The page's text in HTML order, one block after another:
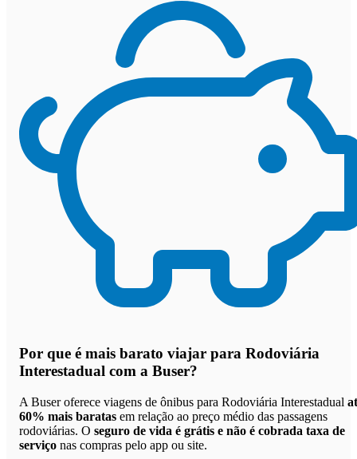
Por que é mais barato viajar para Rodoviária
Interestadual com a Buser?
A Buser oferece viagens de ônibus para Rodoviária Interestadual
60% mais baratas em relação ao preço médio das passagens
rodoviárias. O seguro de vida é grátis e não é cobrada taxa de
serviço nas compras pelo app ou site.